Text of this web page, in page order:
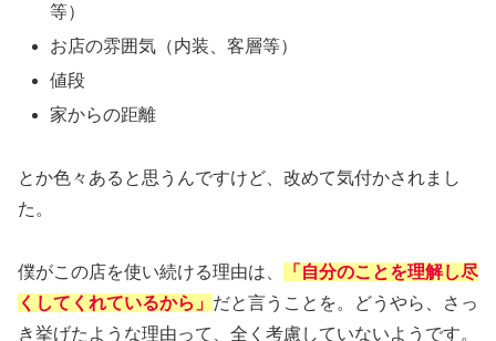
等）
お店の雰囲気（内装、客層等）
値段
家からの距離
とか色々あると思うんですけど、改めて気付かされまし
た。
僕がこの店を使い続ける理由は、
「自分のことを理解し尽
くしてくれているから」 だと言うことを。どうやら、さっ
き挙げたような理由って、全く考慮していないようです。